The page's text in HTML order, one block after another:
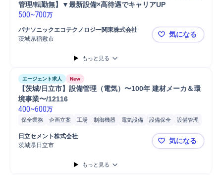
管理/転勤無】▼最新設備×高待遇でキャリアUP
500~700万
パナソニックエコテクノロジー関東株式会社
茨城県稲敷市
★大手パナ
気になる
もっと見る
エージェント求人 New
【茨城/日立市】設備管理（電気）〜100年 建材メーカ＆環
境事業〜/12116
400~600万
保全業務 企画立案 工場 制御機器 電気設備 設備保全
設備管理
改善案提案
改善策検討
備品/設備管理
日立セメント株式会社
茨城県日立市
【茨城/日立
気になる
もっと見る